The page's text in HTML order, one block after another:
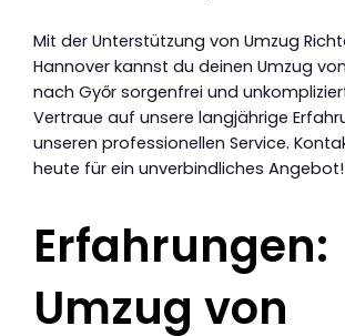
Mit der Unterstützung von Umzug
Hannover kannst du deinen Umzug
nach Győr sorgenfrei und
Vertraue auf unsere langjährige
unseren professionellen Service.
heute für ein unverbindliches Angebot!
Erfahrungen:
Umzug von